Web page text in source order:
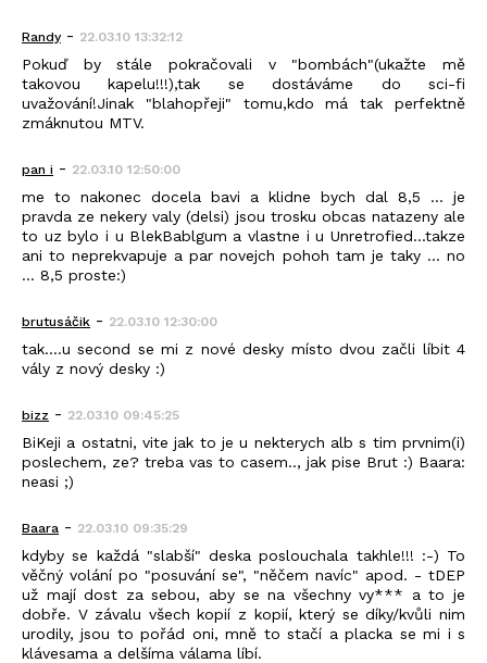
Randy - 22.03.10 13:32:12
Pokuď by stále pokračovali v "bombách"(ukažte mě
takovou kapelu!!!),tak se dostáváme do sci-fi
uvažování!Jinak "blahopřeji" tomu,kdo má tak perfektně
zmáknutou MTV.
pan i - 22.03.10 12:50:00
me to nakonec docela bavi a klidne bych dal 8,5 ... je
pravda ze nekery valy (delsi) jsou trosku obcas natazeny ale
to uz bylo i u BlekBablgum a vlastne i u Unretrofied...takze
ani to neprekvapuje a par novejch pohoh tam je taky ... no
... 8,5 proste:)
brutusáčik - 22.03.10 12:30:00
tak....u second se mi z nové desky místo dvou začli líbit 4
vály z nový desky :)
bizz - 22.03.10 09:45:25
BiKeji a ostatni, vite jak to je u nekterych alb s tim prvnim(i)
poslechem, ze? treba vas to casem.., jak pise Brut :) Baara:
neasi ;)
Baara - 22.03.10 09:35:29
kdyby se každá "slabší" deska poslouchala takhle!!! :-) To
věčný volání po "posuvání se", "něčem navíc" apod. - tDEP
už mají dost za sebou, aby se na všechny vy*** a to je
dobře. V závalu všech kopií z kopií, který se díky/kvůli nim
urodily, jsou to pořád oni, mně to stačí a placka se mi i s
klávesama a delšíma válama líbí.